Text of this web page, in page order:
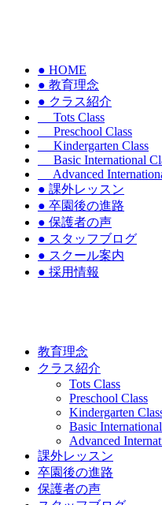
● HOME
● 教育理念
● クラス紹介
Tots Class
Preschool Class
Kindergarten Class
Basic International
Advanced
● 課外レッスン
● 卒園後の進路
● 保護者の声
● スタッフブログ
● スクール案内
● 採用情報
教育理念
クラス紹介
Tots Class
Preschool Class
Kindergarten
Basic
Advanced
課外レッスン
卒園後の進路
保護者の声